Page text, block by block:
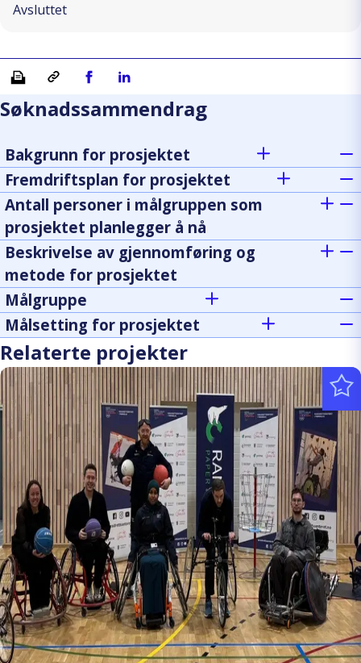
Avsluttet
Skriv ut Kopiera länkDel på Facebook
Del på Linkedin
Søknadssammendrag
Bakgrunn for prosjektet
Fremdriftsplan for prosjektet
Antall personer i målgruppen som
prosjektet planlegger å nå
Beskrivelse av gjennomføring og
metode for prosjektet
Målgruppe
Målsetting for prosjektet
Relaterte projekter